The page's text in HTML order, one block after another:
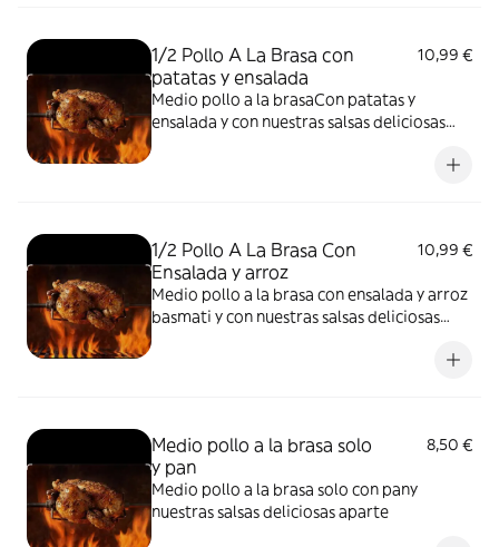
1/2 Pollo A La Brasa con
patatas y ensalada
10,99 €
Medio pollo a la brasaCon patatas y
ensalada y con nuestras salsas deliciosas
1/2 Pollo A La Brasa Con
Ensalada y arroz
10,99 €
Medio pollo a la brasa con ensalada y arroz
basmati y con nuestras salsas deliciosas
Medio pollo a la brasa solo
y pan
8,50 €
Medio pollo a la brasa solo con pany
nuestras salsas deliciosas aparte